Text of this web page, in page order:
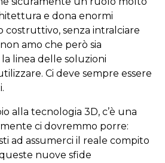
e dona enormi
costruttivo, senza intralciare
amo che però sia
linea delle soluzioni
Ci deve sempre essere
alla tecnologia 3D, c’è una
ci dovremmo porre:
ad assumerci il reale compito
nuove sfide